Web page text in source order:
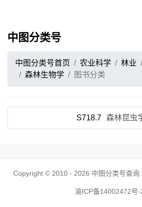
中图分类号
中图分类号首页 农业科学 林业
森林生物学
图书分类
S718.7 森林昆虫
Copyright © 2010 - 2026 中图分类号查询
渝ICP备14002472号-